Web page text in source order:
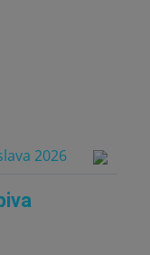
2026